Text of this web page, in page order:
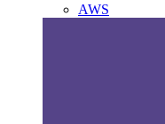
AWS